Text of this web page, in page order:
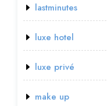
lastminutes
luxe hotel
luxe privé
make up